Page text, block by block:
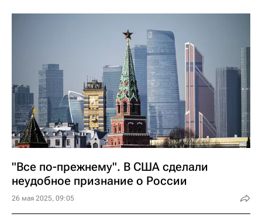
"Все по-прежнему". В США сделали
неудобное признание о России
26 мая 2025, 09:05